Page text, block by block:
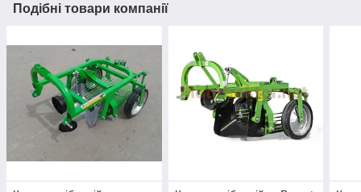
Подібні товари компанії